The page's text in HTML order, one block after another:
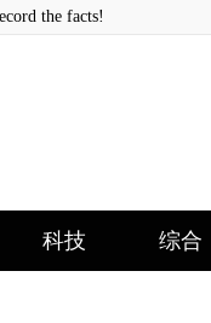
the facts!
科技 综合